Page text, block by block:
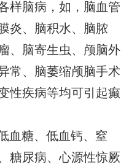
样脑病，如，脑血管
炎、脑积水、脑脓
、脑寄生虫、颅脑外
常、脑萎缩颅脑手术
性疾病等均可引起癫
血糖、低血钙、窒
糖尿病、心源性惊厥